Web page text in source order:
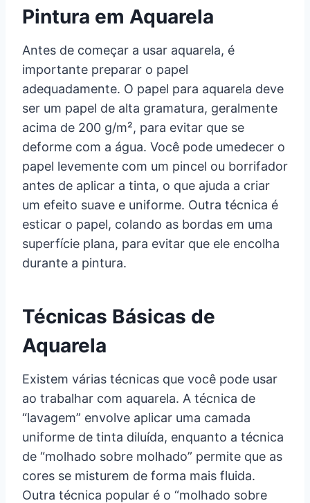
Pintura em Aquarela
Antes de começar a usar aquarela, é
importante preparar o papel
adequadamente. O papel para aquarela deve
ser um papel de alta gramatura, geralmente
acima de 200 g/m², para evitar que se
deforme com a água. Você pode umedecer o
papel levemente com um pincel ou borrifador
antes de aplicar a tinta, o que ajuda a criar
um efeito suave e uniforme. Outra técnica é
esticar o papel, colando as bordas em uma
superfície plana, para evitar que ele encolha
durante a pintura.
Técnicas Básicas de
Aquarela
Existem várias técnicas que você pode usar
ao trabalhar com aquarela. A técnica de
“lavagem” envolve aplicar uma camada
uniforme de tinta diluída, enquanto a técnica
de “molhado sobre molhado” permite que as
cores se misturem de forma mais fluida.
Outra técnica popular é o “molhado sobre